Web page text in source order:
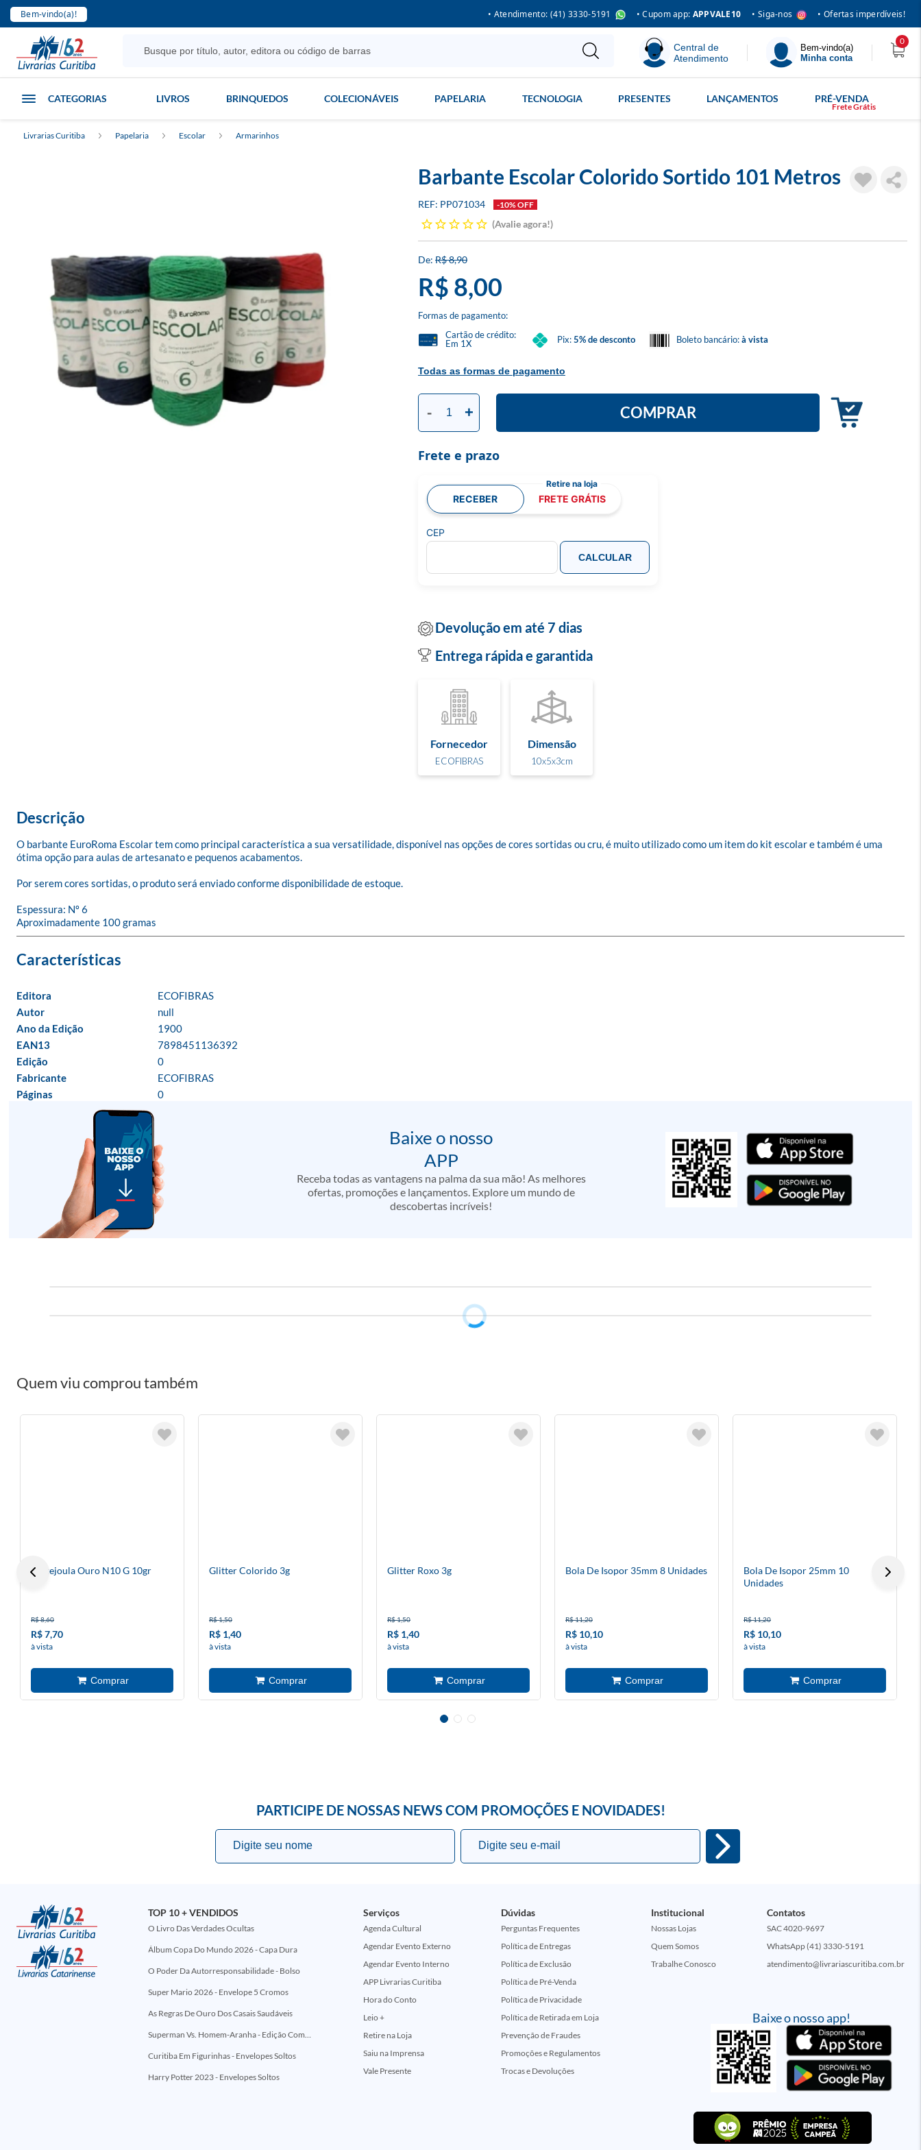
Bem-vindo(a)! • Atendimento: (41) 3330-5191 • Cupom app: APPVALE10 • Siga-nos • Ofertas imperdíveis!
Central de
Atendimento
Bem-vindo(a)
Minha conta
0
CATEGORIAS LIVROS BRINQUEDOS COLECIONÁVEIS PAPELARIA TECNOLOGIA PRESENTES LANÇAMENTOS PRÉ-VENDA
Livrarias Curitiba Papelaria Escolar Armarinhos
Barbante Escolar Colorido Sortido 101 Metros
PP071034 -10% OFF
Avalie agora!
R$ 8,90
R$ 8,00
Formas de pagamento:
Todas as formas de pagamento
Cartão de crédito:
Em 1X
Pix:5% de desconto Boleto bancário:à vista
- + COMPRAR
Frete e prazo
RECEBER FRETE GRÁTIS
CEP
CALCULAR
Devolução em até 7 dias
Entrega rápida e garantida
Fornecedor
ECOFIBRAS
Dimensão
10x5x3cm
Descrição
O barbante EuroRoma Escolar tem como principal característica a sua versatilidade, disponível nas opções de cores sortidas ou cru, é muito utilizado como um item do kit escolar e também é uma
ótima opção para aulas de artesanato e pequenos acabamentos.
Por serem cores sortidas, o produto será enviado conforme disponibilidade de estoque.
Espessura: Nº 6
Aproximadamente 100 gramas
Editora
ECOFIBRAS
Autor
null
Ano da Edição
1900
EAN13
7898451136392
Edição
0
Fabricante
ECOFIBRAS
Páginas
0
Baixe o nosso
APP
Receba todas as vantagens na palma da sua mão! As melhores
ofertas, promoções e lançamentos. Explore um mundo de
descobertas incríveis!
Quem viu comprou também
Lantejoula Ouro N10 G 10gr
R$ 8,60
R$ 7,70
à vista
Glitter Colorido 3g
R$ 1,50
R$ 1,40
à vista
Glitter Roxo 3g
R$ 1,50
R$ 1,40
à vista
Bola De Isopor 35mm 8 Unidades
R$ 11,20
R$ 10,10
à vista
Bola De Isopor 25mm 10
Unidades
R$ 11,20
R$ 10,10
à vista
PARTICIPE DE NOSSAS NEWS COM PROMOÇÕES E NOVIDADES!
Baixe o nosso app!
TOP 10 + VENDIDOS
O Livro Das Verdades Ocultas
Álbum Copa Do Mundo 2026 - Capa Dura
O Poder Da Autorresponsabilidade - Bolso
Super Mario 2026 - Envelope 5 Cromos
As Regras De Ouro Dos Casais Saudáveis
Superman Vs. Homem-Aranha - Edição Comemorativa 50 Anos (Encontros Clássicos Dc E Marvel)
Curitiba Em Figurinhas - Envelopes Soltos
Harry Potter 2023 - Envelopes Soltos
Serviços
Agenda Cultural
Agendar Evento Externo
Agendar Evento Interno
APP Livrarias Curitiba
Hora do Conto
Leio +
Retire na Loja
Saiu na Imprensa
Vale Presente
Dúvidas
Perguntas Frequentes
Política de Entregas
Política de Exclusão
Política de Pré-Venda
Política de Privacidade
Política de Retirada em Loja
Prevenção de Fraudes
Promoções e Regulamentos
Trocas e Devoluções
Institucional
Nossas Lojas
Quem Somos
Trabalhe Conosco
Contatos
SAC 4020-9697
WhatsApp (41) 3330-5191
atendimento@livrariascuritiba.com.br